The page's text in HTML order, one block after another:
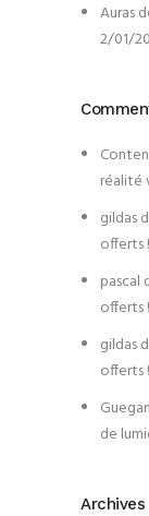
Auras
2/01/
réalité
gildas
offerts !
pascal
offerts !
gildas
offerts !
de
Archives